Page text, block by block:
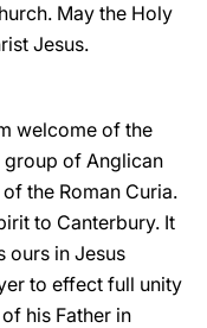
May the Holy
Jesus.
welcome of the
group of Anglican
the Roman Curia.
to Canterbury. It
ours in Jesus
to effect full unity
his Father in